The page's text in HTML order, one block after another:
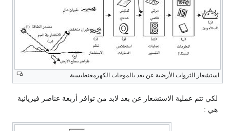
استشعار الثروات الأرضية عن بعد بالموجات الكهرمغنطيسية
لكي تتم عملية الاستشعار عن بعد لابد من توافر أربعة عناصر فيزيائية
هي :